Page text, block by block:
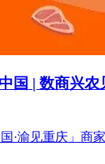
国 | 数商兴
·渝见重庆」商